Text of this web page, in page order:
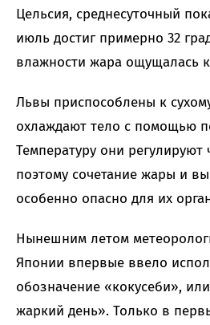
Цельсия, среднесуточный
июль достиг примерно 32
влажности жара ощущалась
Львы приспособлены к
охлаждают тело с помощью
Температуру они
поэтому сочетание жары и
особенно опасно для их
Нынешним летом
Японии впервые ввело
обозначение «кокусеби»,
жаркий день». Только в